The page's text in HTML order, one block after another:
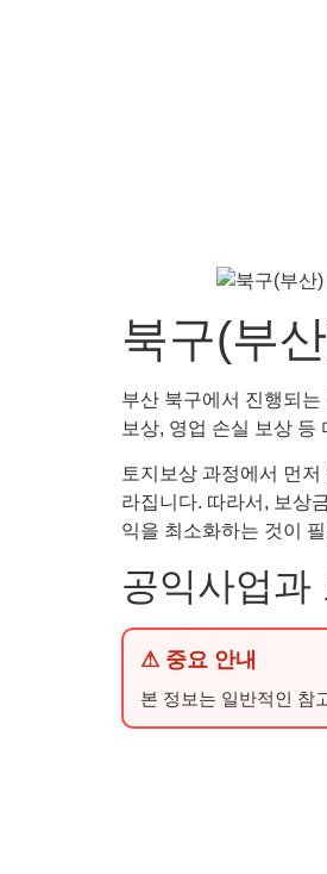
북구(부
부산 북구에서 진행되
보상, 영업 손실 보상
토지보상 과정에서 먼
라집니다. 따라서, 보상
익을 최소화하는 것이
공익사업과
⚠ 중요 안내
본 정보는 일반적인 참